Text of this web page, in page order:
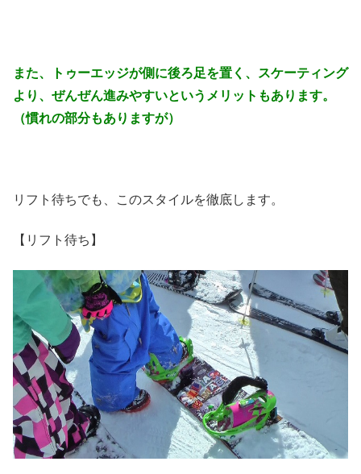
また、トゥーエッジが側に後ろ足を置く、スケーティング
より、ぜんぜん進みやすいというメリットもあります。
（慣れの部分もありますが）
リフト待ちでも、このスタイルを徹底します。
【リフト待ち】